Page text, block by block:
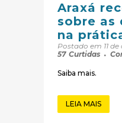
Araxá
sobre as
na
Postado em 11
57 Curtidas
Saiba mais.
LEIA MAIS